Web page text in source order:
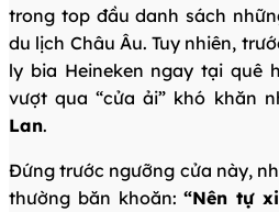
trong top đầu danh sách
du lịch Châu Âu. Tuy nhiên,
ly bia Heineken ngay tại quê
vượt qua “cửa ải” khó khăn
Lan.
Đứng trước ngưỡng cửa này,
thường băn khoăn:“Nên tự